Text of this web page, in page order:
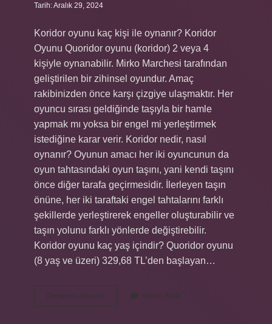
Tarih: Aralık 29, 2024
Koridor oyunu kaç kişi ile oynanır? Koridor
Oyunu Quoridor oyunu (koridor) 2 veya 4
kişiyle oynanabilir. Mirko Marchesi tarafından
geliştirilen bir zihinsel oyundur. Amaç
rakibinizden önce karşı çizgiye ulaşmaktır. Her
oyuncu sırası geldiğinde taşıyla bir hamle
yapmak mı yoksa bir engel mi yerleştirmek
istediğine karar verir. Koridor nedir, nasıl
oynanır? Oyunun amacı her iki oyuncunun da
oyun tahtasındaki oyun taşını, yani kendi taşını
önce diğer tarafa geçirmesidir. İlerleyen taşın
önüne, her iki taraftaki engel tahtalarını farklı
şekillerde yerleştirerek engeller oluşturabilir ve
taşın yolunu farklı yönlerde değiştirebilir.
Koridor oyunu kaç yaş içindir? Quoridor oyunu
(8 yaş ve üzeri) 329,68 TL’den başlayan…
Devamını okuyun
Oyunu
Yorum Bırak